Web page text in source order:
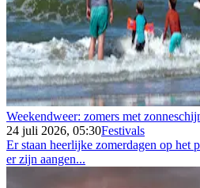
Weekendweer: zomers met
24 juli 2026, 05:30Festivals
Er staan heerlijke zomerdagen op het
er zijn aangen...